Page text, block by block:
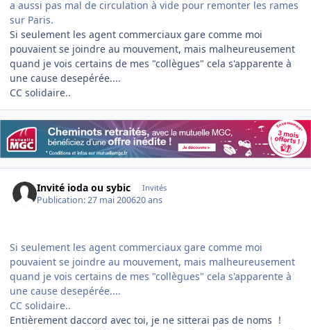
a aussi pas mal de circulation à vide pour remonter les rames
sur Paris.
Si seulement les agent commerciaux gare comme moi
pouvaient se joindre au mouvement, mais malheureusement
quand je vois certains de mes "collègues" cela s'apparente à
une cause desepérée....
CC solidaire..
Invité ioda ou sybic Invités
Publication:27 mai 200620 ans
Si seulement les agent commerciaux gare comme moi
pouvaient se joindre au mouvement, mais malheureusement
quand je vois certains de mes "collègues" cela s'apparente à
une cause desepérée....
CC solidaire..
Entièrement daccord avec toi, je ne sitterai pas de noms !